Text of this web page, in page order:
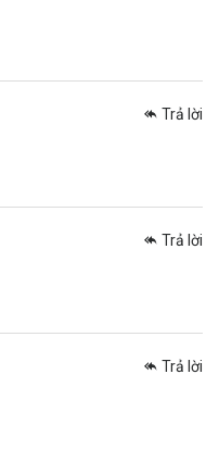
Trả lời
Trả lời
Trả lời